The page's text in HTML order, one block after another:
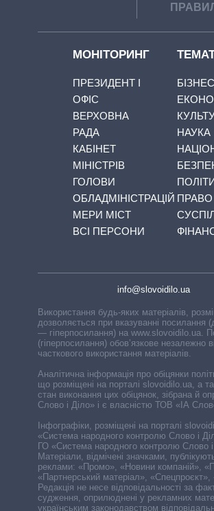
МОНІТОРИНГ
ПРЕЗИДЕНТ І
ОФІС
ВЕРХОВНА
РАДА
КАБІНЕТ
МІНІСТРІВ
ГОЛОВИ
ОБЛАДМІНІСТРАЦІЙ
МЕРИ МІСТ
ВСІ ПЕРСОНИ
БІЗНЕС
НАУКА
ПРАВО
info@slovoidilo.ua
Використання будь-яких матеріалів,
дозволяється при вказуванні посилання
— гіперпосилання) на www.slovoidilo.ua.
(гіперпосилання) обов’язкове незалежно
часткового використання матеріалів.
Аналітична інформація про обіцянки
що розміщені на порталі slovoidilo.ua, а
стан виконання цих обіцянок, зібрана й
Слово і Діло» і є власністю ТОВ «ІА
Інфографіки, розміщені на порталі
«Система народного контролю Слово і
ГО «Система народного контролю Слово
Матеріали, відмічені значками,
реклами: «Промо», «Новини компаній»,
«Партнерський матеріал», «Спецпроєкт»,
Редакція не несе відповідальності за
судження, оприлюднені у рекламних
українським законодавством